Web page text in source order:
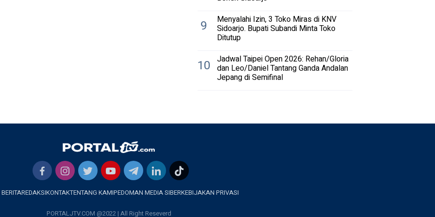
9 Menyalahi Izin, 3 Toko Miras di KNV
Sidoarjo. Bupati Subandi Minta Toko
Ditutup
10 Jadwal Taipei Open 2026: Rehan/Gloria
dan Leo/Daniel Tantang Ganda Andalan
Jepang di Semifinal
REDAKSIKONTAKTENTANG KAMIPEDOMAN MEDIA SIBERKEBIJAKAN PRIVASI
PORTALJTV.COM @2022 | All Right Reseverd